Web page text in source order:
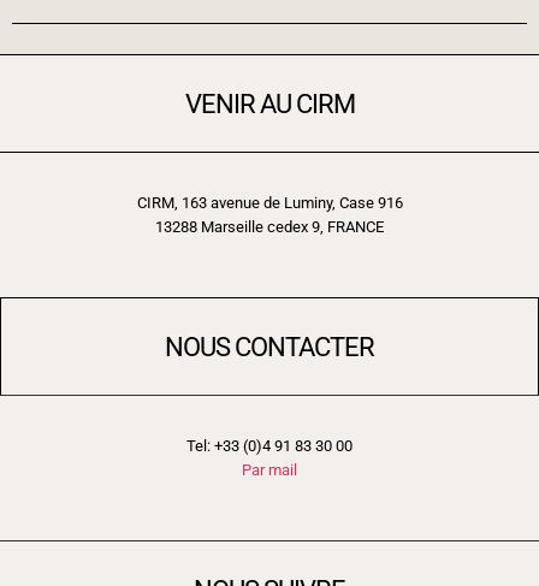
VENIR AU CIRM
CIRM, 163 avenue de Luminy, Case 916
13288 Marseille cedex 9, FRANCE
NOUS CONTACTER
Tel: +33 (0)4 91 83 30 00
Par mail